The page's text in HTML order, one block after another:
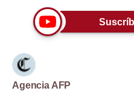
Lujo
Moda
Agencia AFP